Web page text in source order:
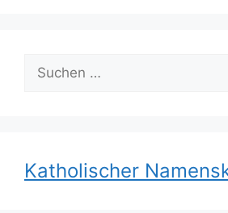
Suchen
nach:
Katholischer